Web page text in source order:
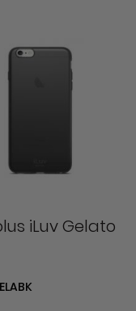
iLuv Gelato